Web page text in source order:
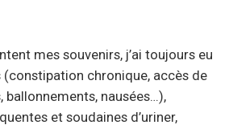
mes souvenirs, j’ai toujours eu
chronique, accès de
ballonnements, nausées…),
et soudaines d’uriner,